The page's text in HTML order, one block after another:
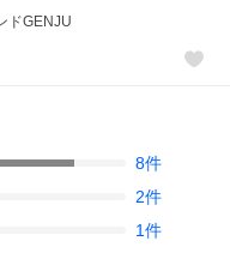
ドGENJU
8件
2件
1件